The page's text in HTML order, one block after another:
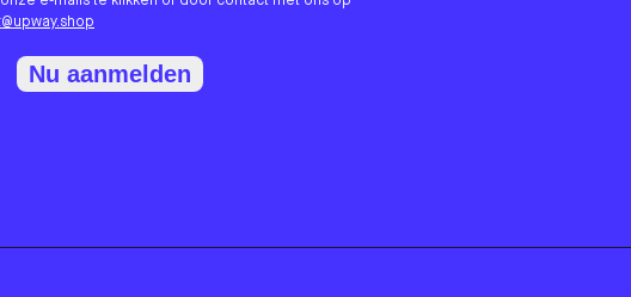
Nu aanmelden